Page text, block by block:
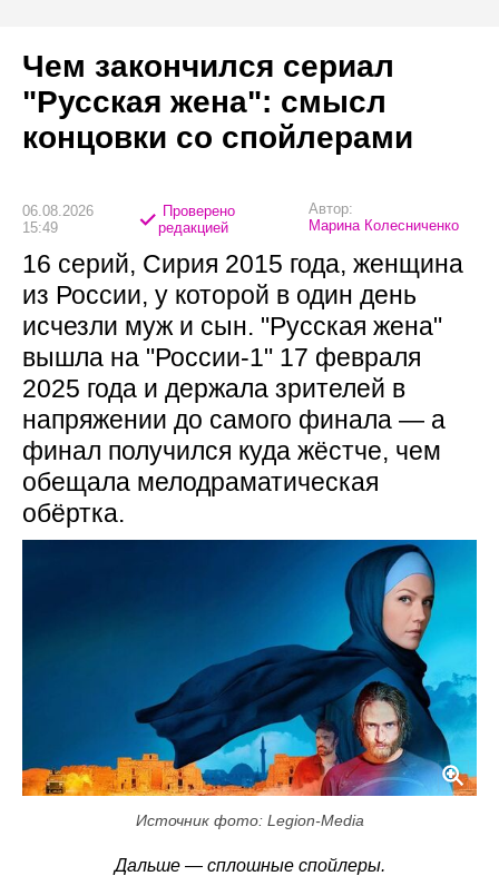
Чем закончился сериал
"Русская жена": смысл
концовки со спойлерами
06.08.2026
15:49
Проверено
редакцией
Автор:
Марина Колесниченко
16 серий, Сирия 2015 года, женщина
из России, у которой в один день
исчезли муж и сын. "Русская жена"
вышла на "России-1" 17 февраля
2025 года и держала зрителей в
напряжении до самого финала — а
финал получился куда жёстче, чем
обещала мелодраматическая
обёртка.
Источник фото: Legion-Media
Дальше — сплошные спойлеры.